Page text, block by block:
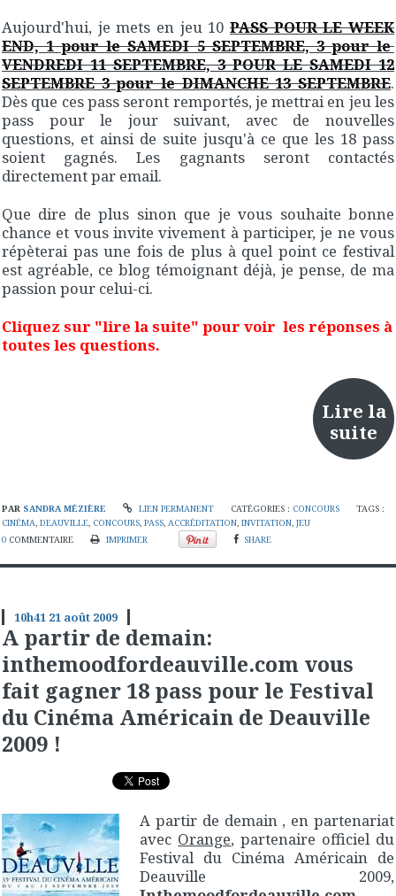
Aujourd'hui, je mets en jeu 10 PASS POUR LE WEEK
END, 1 pour le SAMEDI 5 SEPTEMBRE, 3 pour le
VENDREDI 11 SEPTEMBRE, 3 POUR LE SAMEDI 12
SEPTEMBRE 3 pour le DIMANCHE 13 SEPTEMBRE.
Dès que ces pass seront remportés, je mettrai en jeu les
pass pour le jour suivant, avec de nouvelles
questions, et ainsi de suite jusqu'à ce que les 18 pass
soient gagnés. Les gagnants seront contactés
directement par email.
Que dire de plus sinon que je vous souhaite bonne
chance et vous invite vivement à participer, je ne vous
répèterai pas une fois de plus à quel point ce festival
est agréable, ce blog témoignant déjà, je pense, de ma
passion pour celui-ci.
Cliquez sur "lire la suite" pour voir les réponses à
toutes les questions.
Lire la
suite
PAR SANDRA MÉZIÈRE LIEN PERMANENT CATÉGORIES : CONCOURS
TAGS :
CINÉMA, DEAUVILLE, CONCOURS, PASS, ACCRÉDITATION, INVITATION, JEU
0 COMMENTAIRE IMPRIMER SHARE
10h41 21 août 2009
A partir de demain:
inthemoodfordeauville.com vous
fait gagner 18 pass pour le Festival
du Cinéma Américain de Deauville
2009 !
A partir de demain , en partenariat
avec Orange, partenaire officiel du
Festival du Cinéma Américain de
Deauville 2009,